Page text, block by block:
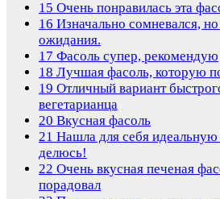
15 Очень понравилась эта
16 Изначально сомневался,
ожидания.
17 Фасоль супер, рекомендую
18 Лучшая фасоль, которую
19 Отличный вариант
вегетарианца
20 Вкусная фасоль
21 Нашла для себя идеальную
делюсь!
22 Очень вкусная печеная
порадовал